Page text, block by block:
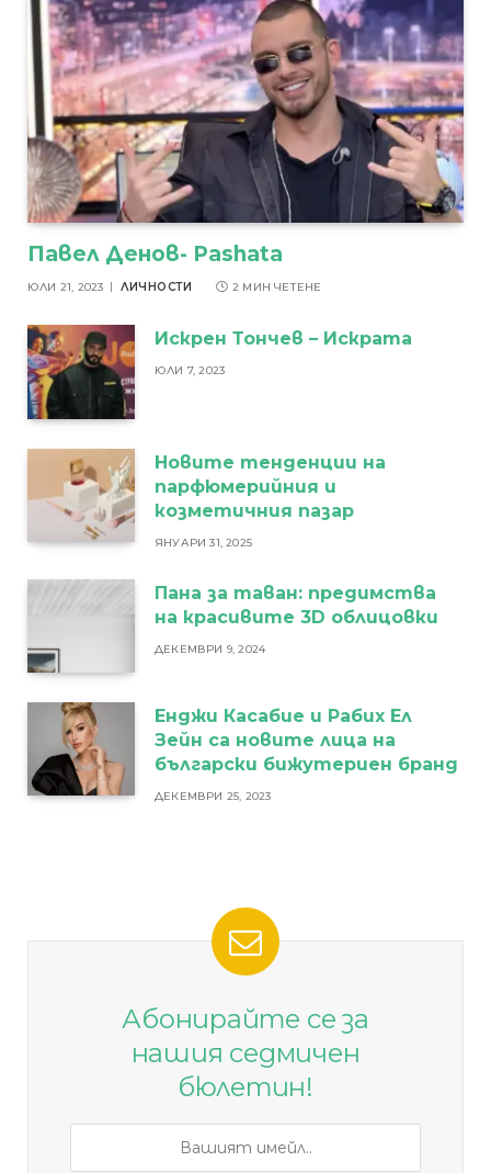
Павел Денов- Pashata
ЮЛИ 21, 2023 ЛИЧНОСТИ 2 МИН ЧЕТЕНЕ
Искрен Тончев – Искрата
ЮЛИ 7, 2023
Новите тенденции на
парфюмерийния и
козметичния пазар
ЯНУАРИ 31, 2025
Пана за таван: предимства
на красивите 3D облицовки
ДЕКЕМВРИ 9, 2024
Енджи Касабие и Рабих Ел
Зейн са новите лица на
български бижутериен бранд
ДЕКЕМВРИ 25, 2023
Абонирайте се за
нашия седмичен
бюлетин!